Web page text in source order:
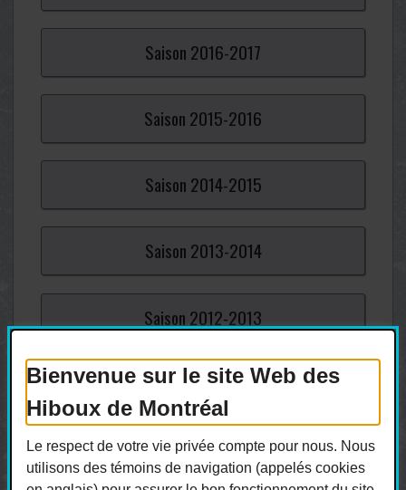
Bienvenue sur le site Web des
Hiboux de Montréal
Le respect de votre vie privée compte pour nous. Nous
utilisons des témoins de navigation (appelés cookies
Saison 2016-2017
Saison 2015-2016
Saison 2014-2015
Saison 2013-2014
Saison 2012-2013
Saison2011-2012
Saison2010-2011